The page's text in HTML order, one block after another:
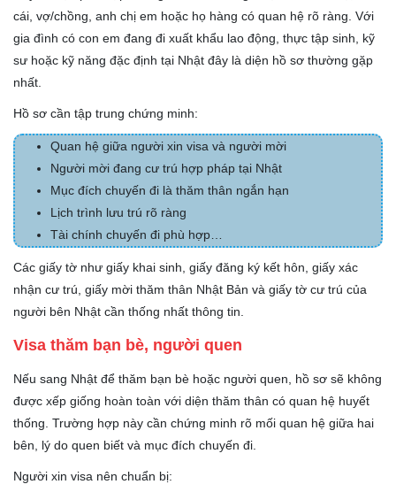
cái, vợ/chồng, anh chị em hoặc họ hàng có quan hệ rõ ràng. Với
gia đình có con em đang đi xuất khẩu lao động, thực tập sinh, kỹ
sư hoặc kỹ năng đặc định tại Nhật đây là diện hồ sơ thường gặp
nhất.
Hồ sơ cần tập trung chứng minh:
Quan hệ giữa người xin visa và người mời
Người mời đang cư trú hợp pháp tại Nhật
Mục đích chuyến đi là thăm thân ngắn hạn
Lịch trình lưu trú rõ ràng
Tài chính chuyến đi phù hợp…
Các giấy tờ như giấy khai sinh, giấy đăng ký kết hôn, giấy xác
nhận cư trú, giấy mời thăm thân Nhật Bản và giấy tờ cư trú của
người bên Nhật cần thống nhất thông tin.
Visa thăm bạn bè, người quen
Nếu sang Nhật để thăm bạn bè hoặc người quen, hồ sơ sẽ không
được xếp giống hoàn toàn với diện thăm thân có quan hệ huyết
thống. Trường hợp này cần chứng minh rõ mối quan hệ giữa hai
bên, lý do quen biết và mục đích chuyến đi.
Người xin visa nên chuẩn bị: